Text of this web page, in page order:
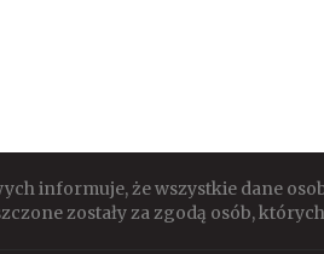
informuje, że wszystkie dane
zostały za zgodą osób,